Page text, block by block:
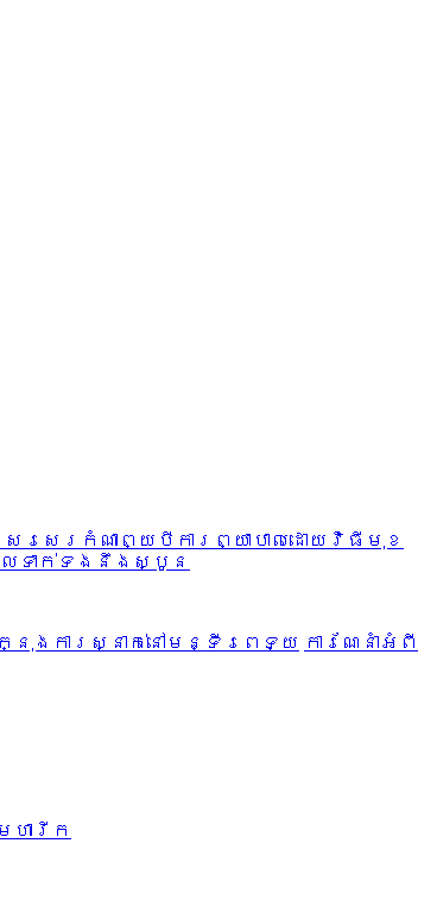
សរសេរកំណាព្យបី ការព្យាបាលដោយវិធីមុខ
លទាក់ទងនឹងស្បូន
ក្នុងការស្នាក់នៅមន្ទីរពេទ្យ ការណែនាំអំពី
ហារីក